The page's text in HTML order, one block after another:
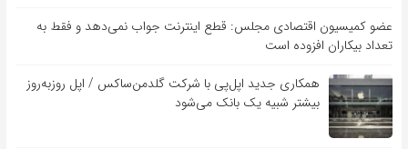
عضو کمیسیون اقتصادی مجلس: قطع اینترنت جواب نمی‌دهد و فقط به
تعداد بیکاران افزوده است
همکاری جدید اپل‌پی با شرکت گلدمن‌ساکس / اپل روزبه‌روز
بیشتر شبیه یک بانک می‌شود